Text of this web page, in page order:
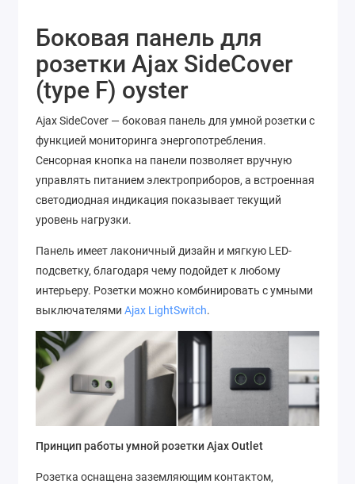
Боковая панель для
розетки Ajax SideCover
(type F) oyster
Ajax SideCover — боковая панель для умной розетки с
функцией мониторинга энергопотребления.
Сенсорная кнопка на панели позволяет вручную
управлять питанием электроприборов, а встроенная
светодиодная индикация показывает текущий
уровень нагрузки.
Панель имеет лаконичный дизайн и мягкую LED-
подсветку, благодаря чему подойдет к любому
интерьеру. Розетки можно комбинировать с умными
выключателями Ajax LightSwitch.
Принцип работы умной розетки Ajax Outlet
Розетка оснащена заземляющим контактом,